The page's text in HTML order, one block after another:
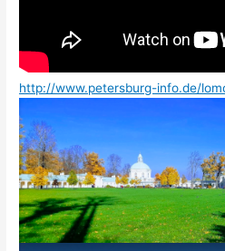
http://www.petersburg-info.de/